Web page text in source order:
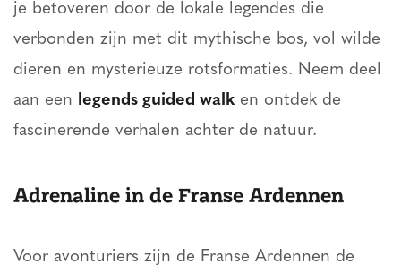
je betoveren door de lokale legendes die
verbonden zijn met dit mythische bos, vol wilde
dieren en mysterieuze rotsformaties. Neem deel
aan een legends guided walk en ontdek de
fascinerende verhalen achter de natuur.
Adrenaline in de Franse Ardennen
Voor avonturiers zijn de Franse Ardennen de